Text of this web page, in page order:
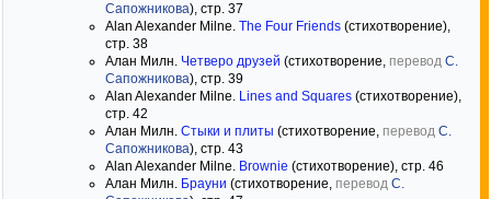
Сапожникова), стр. 37
Alan Alexander Milne. The Four Friends (стихотворение),
стр. 38
Алан Милн. Четверо друзей (стихотворение, перевод С.
Сапожникова), стр. 39
Alan Alexander Milne. Lines and Squares (стихотворение),
стр. 42
Алан Милн. Стыки и плиты (стихотворение, перевод С.
Сапожникова), стр. 43
Alan Alexander Milne. Brownie (стихотворение), стр. 46
Алан Милн. Брауни (стихотворение, перевод С.